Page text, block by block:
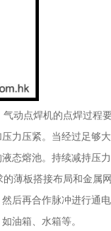
动点焊机的点焊过程
力压紧。当经过足够
态熔池。持续减持压
薄板搭接布局和金属
后再合作脉冲进行通
油箱、水箱等。